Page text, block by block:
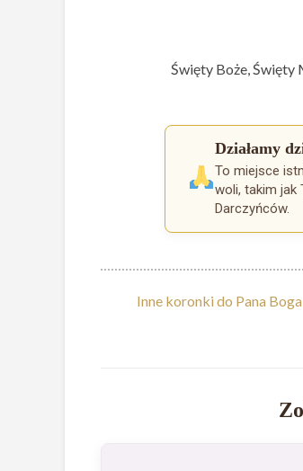
Święty Boże, Święty
Działamy
To miejsce
woli, takim jak
Darczyńców.
Inne koronki do Pana Boga